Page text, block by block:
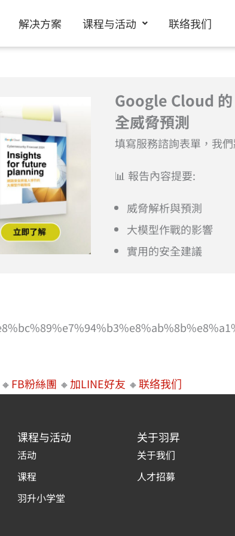
解决方案 课程与活动 联络我们
Google Cloud
全威脅預測
填寫服務諮詢表單，我
📊 報告內容提要:
威脅解析與預測
大模型作戰的影響
實用的安全建議
🔸FB粉絲團 🔸加LINE好友 🔸联络我们
课程与活动
活动
课程
羽升小学堂
关于羽昇
关于我们
人才招募